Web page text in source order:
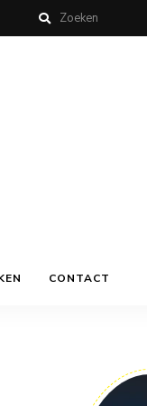
CONTACT